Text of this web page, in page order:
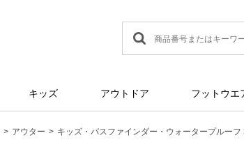
キッズ アウトドア フットウエ
アウター キッズ・パスファインダー・ウォータープルーフ